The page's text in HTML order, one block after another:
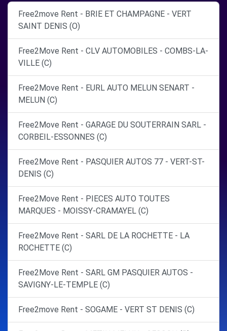
Free2move Rent - BRIE ET CHAMPAGNE - VERT
SAINT DENIS (O)
Free2Move Rent - CLV AUTOMOBILES - COMBS-LA-
VILLE (C)
Free2Move Rent - EURL AUTO MELUN SENART -
MELUN (C)
Free2Move Rent - GARAGE DU SOUTERRAIN SARL -
CORBEIL-ESSONNES (C)
Free2Move Rent - PASQUIER AUTOS 77 - VERT-ST-
DENIS (C)
Free2Move Rent - PIECES AUTO TOUTES
MARQUES - MOISSY-CRAMAYEL (C)
Free2Move Rent - SARL DE LA ROCHETTE - LA
ROCHETTE (C)
Free2Move Rent - SARL GM PASQUIER AUTOS -
SAVIGNY-LE-TEMPLE (C)
Free2move Rent - SOGAME - VERT ST DENIS (C)